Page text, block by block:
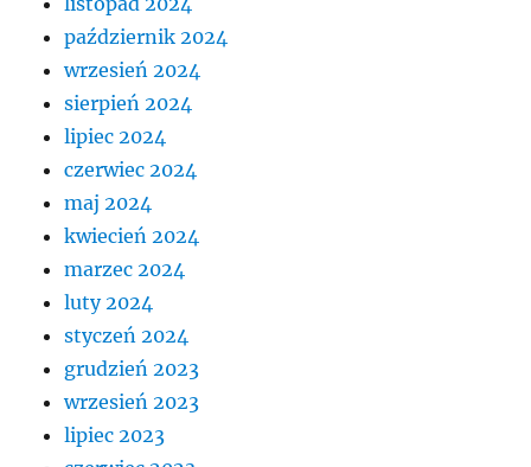
październik 2024
wrzesień 2024
sierpień 2024
lipiec 2024
czerwiec 2024
maj 2024
kwiecień 2024
marzec 2024
luty 2024
styczeń 2024
grudzień 2023
wrzesień 2023
lipiec 2023